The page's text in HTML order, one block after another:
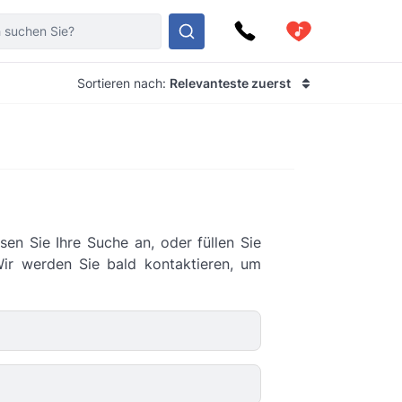
Sortieren nach: Relevanteste zuerst
Sie Ihre Suche an, oder füllen Sie
werden Sie bald kontaktieren, um